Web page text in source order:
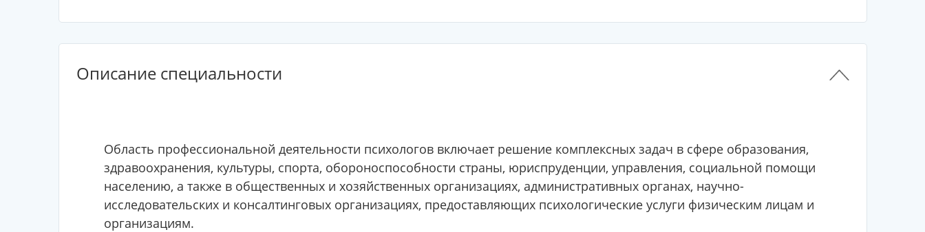
Описание специальности
Область профессиональной деятельности психологов включает решение комплексных задач в сфере образования,
здравоохранения, культуры, спорта, обороноспособности страны, юриспруденции, управления, социальной помощи
населению, а также в общественных и хозяйственных организациях, административных органах, научно-
исследовательских и консалтинговых организациях, предоставляющих психологические услуги физическим лицам и
организациям.